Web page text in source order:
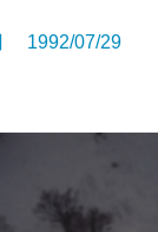
1992/07/29